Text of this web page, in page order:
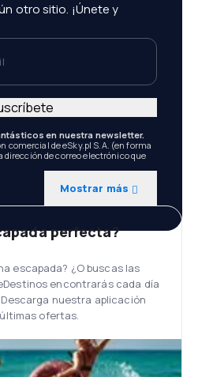
otro sitio. ¡Únete y
en nuestra newsletter.
comercial de eSky.pl S.A. (en forma
dirección de correo electrónico que
Mostrar más
perfecta?
escapada? ¿O buscas las
encontrarás cada día
nuestra aplicación
ofertas.